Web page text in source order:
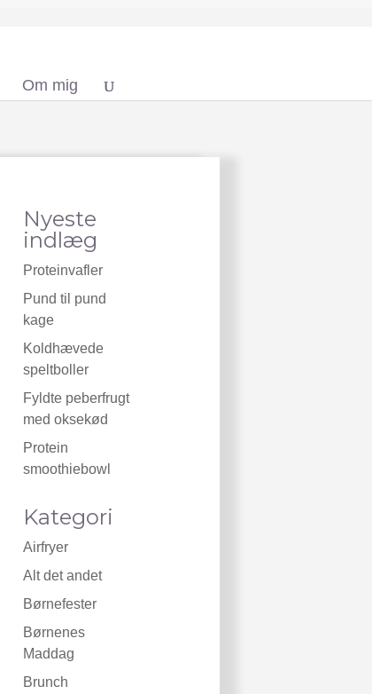
Om mig
Nyeste
indlæg
Proteinvafler
Pund til pund
kage
Koldhævede
speltboller
Fyldte peberfrugt
med oksekød
Protein
smoothiebowl
Kategori
Airfryer
Alt det andet
Børnefester
Børnenes
Maddag
Brunch